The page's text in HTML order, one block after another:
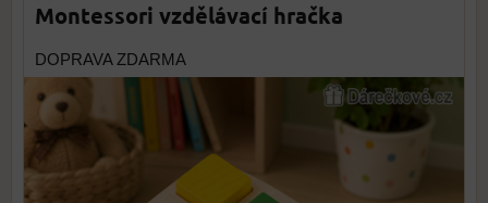
Montessori vzdělávací hračka
DOPRAVA ZDARMA